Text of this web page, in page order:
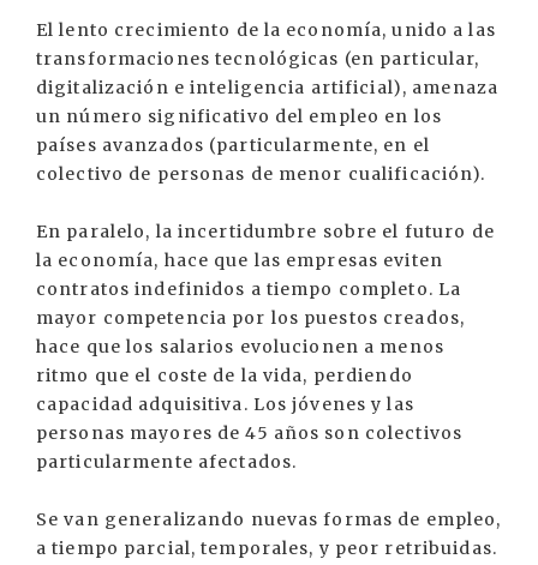
El lento crecimiento de la economía, unido a las
transformaciones tecnológicas (en particular,
digitalización e inteligencia artificial), amenaza
un número significativo del empleo en los
países avanzados (particularmente, en el
colectivo de personas de menor cualificación).
En paralelo, la incertidumbre sobre el futuro de
la economía, hace que las empresas eviten
contratos indefinidos a tiempo completo. La
mayor competencia por los puestos creados,
hace que los salarios evolucionen a menos
ritmo que el coste de la vida, perdiendo
capacidad adquisitiva. Los jóvenes y las
personas mayores de 45 años son colectivos
particularmente afectados.
Se van generalizando nuevas formas de empleo,
a tiempo parcial, temporales, y peor retribuidas.